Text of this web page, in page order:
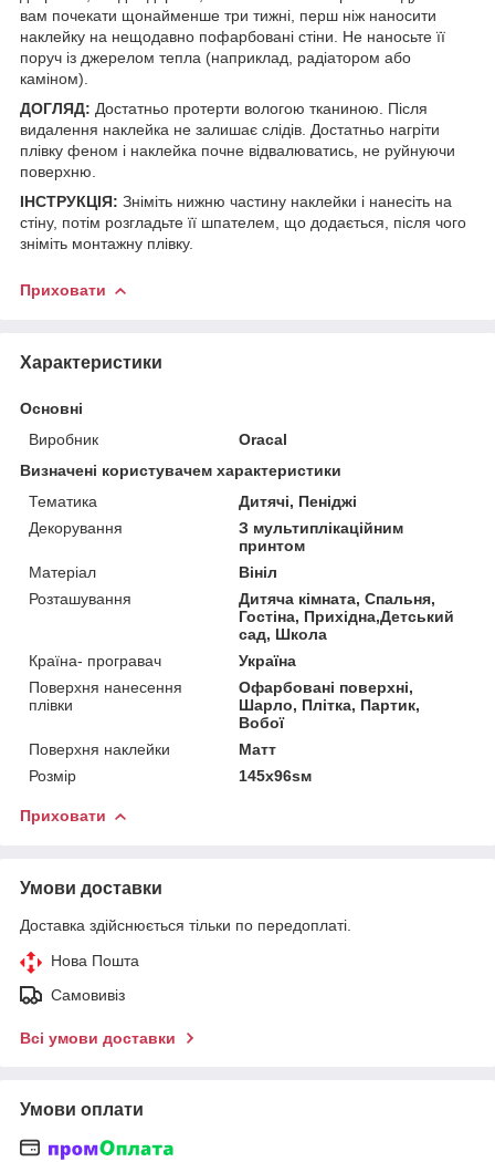
вам почекати щонайменше три тижні, перш ніж наносити
наклейку на нещодавно пофарбовані стіни. Не наносьте її
поруч із джерелом тепла (наприклад, радіатором або
каміном).
ДОГЛЯД: Достатньо протерти вологою тканиною. Після
видалення наклейка не залишає слідів. Достатньо нагріти
плівку феном і наклейка почне відвалюватись, не руйнуючи
поверхню.
ІНСТРУКЦІЯ: Зніміть нижню частину наклейки і нанесіть на
стіну, потім розгладьте її шпателем, що додається, після чого
зніміть монтажну плівку.
Приховати
Характеристики
Основні
Виробник
Oracal
Визначені користувачем характеристики
Тематика
Дитячі, Пеніджі
Декорування
З мультиплікаційним
принтом
Матеріал
Вініл
Розташування
Дитяча кімната, Спальня,
Гостіна, Прихідна,Детський
сад, Школа
Країна- програвач
Україна
Поверхня нанесення
плівки
Офарбовані поверхні,
Шарло, Плітка, Партик,
Вобої
Поверхня наклейки
Матт
Розмір
145x96sм
Приховати
Умови доставки
Доставка здійснюється тільки по передоплаті.
Нова Пошта
Самовивіз
Всі умови доставки
Умови оплати